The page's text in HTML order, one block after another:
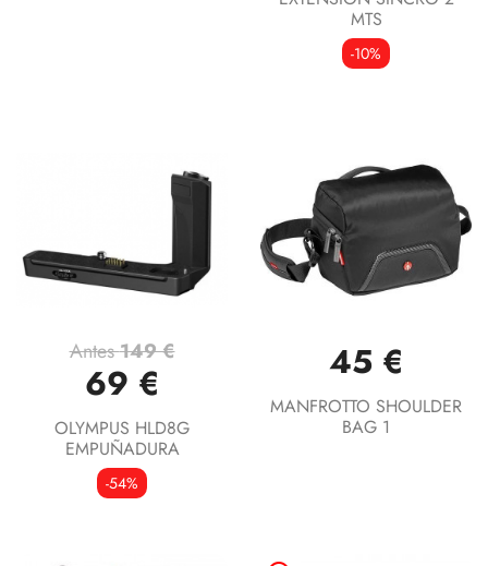
MTS
-10%
Antes149 €
69 €
OLYMPUS HLD8G
EMPUÑADURA
-54%
45 €
MANFROTTO SHOULDER
BAG 1